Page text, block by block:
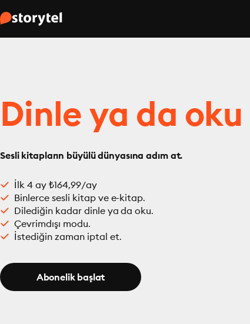
Dinle ya da oku
Sesli kitapların büyülü dünyasına adım at.
İlk 4 ay ₺164,99/ay
Binlerce sesli kitap ve e-kitap.
Dilediğin kadar dinle ya da oku.
Çevrimdışı modu.
İstediğin zaman iptal et.
Abonelik başlat